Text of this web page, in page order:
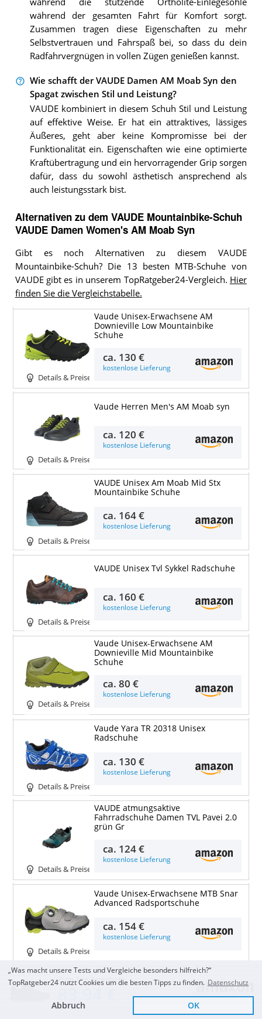
Zum Top Angebot
KOSTENLOSE LIEFERUNG
während der gesamten Fahrt für Komfort sorgt.
Zusammen tragen diese Eigenschaften zu mehr
Selbstvertrauen und Fahrspaß bei, so dass du dein
Radfahrvergnügen in vollen Zügen genießen kannst.
Wie schafft der VAUDE Damen AM Moab Syn den
Spagat zwischen Stil und Leistung?
VAUDE kombiniert in diesem Schuh Stil und Leistung
auf effektive Weise. Er hat ein attraktives, lässiges
Äußeres, geht aber keine Kompromisse bei der
Funktionalität ein. Eigenschaften wie eine optimierte
Kraftübertragung und ein hervorragender Grip sorgen
dafür, dass du sowohl ästhetisch ansprechend als
auch leistungsstark bist.
Alternativen zu dem VAUDE Mountainbike-Schuh
VAUDE Damen Women's AM Moab Syn
Gibt es noch Alternativen zu diesem VAUDE
Mountainbike-Schuh? Die 13 besten MTB-Schuhe von
VAUDE gibt es in unserem TopRatgeber24-Vergleich. Hier
finden Sie die Vergleichstabelle.
Details & Preise
Vaude Unisex-Erwachsene AM
Downieville Low Mountainbike
Schuhe
ca. 130 €
kostenlose Lieferung
Details & Preise
Vaude Herren Men's AM Moab syn
ca. 120 €
kostenlose Lieferung
Details & Preise
VAUDE Unisex Am Moab Mid Stx
Mountainbike Schuhe
ca. 164 €
kostenlose Lieferung
Details & Preise
VAUDE Unisex Tvl Sykkel Radschuhe
ca. 160 €
kostenlose Lieferung
Details & Preise
Vaude Unisex-Erwachsene AM
Downieville Mid Mountainbike
Schuhe
ca.80 €
kostenlose Lieferung
Details & Preise
Vaude Yara TR 20318 Unisex
Radschuhe
ca. 130 €
kostenlose Lieferung
Details & Preise
VAUDE atmungsaktive
Fahrradschuhe Damen TVL Pavei 2.0
grün Gr
ca. 124 €
kostenlose Lieferung
Details & Preise
Vaude Unisex-Erwachsene MTB Snar
Advanced Radsportschuhe
ca. 154 €
kostenlose Lieferung
VAUDE Unisex mtb kuro tech
Mountainbike Schuh
„Was macht unsere Tests und Vergleiche besonders hilfreich?“
TopRatgeber24 nutzt Cookies um die besten Tipps zu finden. Datenschutz
Abbruch OK